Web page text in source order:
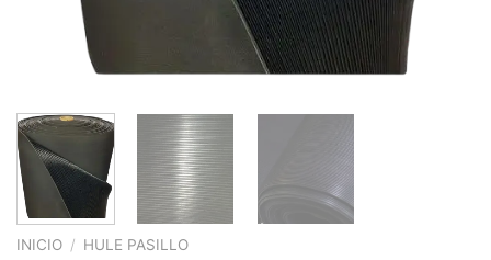
INICIO / HULE PASILLO